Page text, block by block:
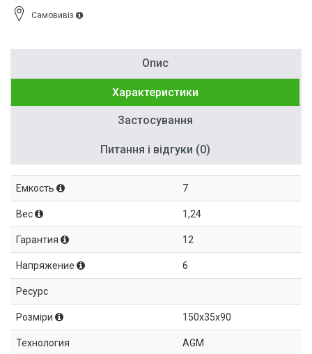
Cамовивіз
Опис
Характеристики
Застосування
Питання і відгуки (0)
Емкость 7
Вес 1,24
Гарантия 12
Напряжение 6
Ресурс
Розміри 150x35x90
Технология AGM